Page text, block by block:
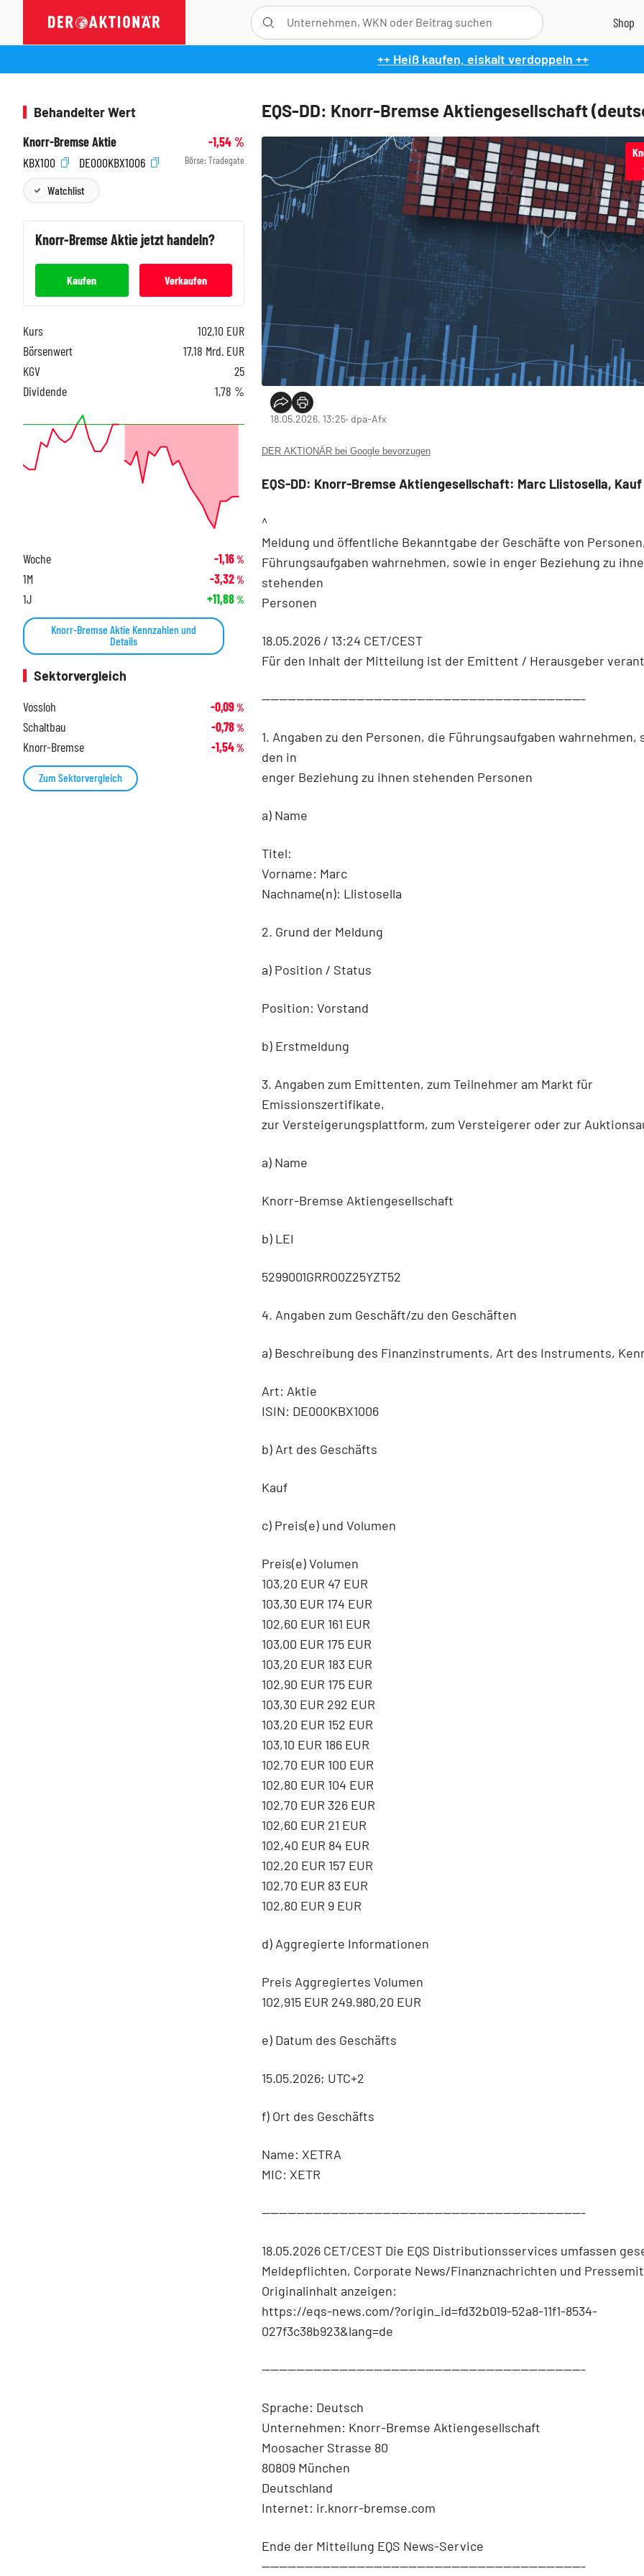
++ Heiß kaufen, eiskalt verdoppeln ++
EQS-DD: Knorr-Bremse Aktiengesellschaft
18.05.2026, 13:25‧ dpa-Afx
DER AKTIONÄR bei Google bevorzugen
EQS-DD: Knorr-Bremse Aktiengesellschaft: Marc Llistosella, Kauf
^
Meldung und öffentliche Bekanntgabe der Geschäfte von
Führungsaufgaben wahrnehmen, sowie in enger Beziehung zu
stehenden
Personen
18.05.2026 / 13:24 CET/CEST
Für den Inhalt der Mitteilung ist der Emittent / Herausgeber
---------------------------------------------------------------------------
1. Angaben zu den Personen, die Führungsaufgaben wahrnehmen,
den in
enger Beziehung zu ihnen stehenden Personen
a) Name
Titel:
Vorname: Marc
Nachname(n): Llistosella
2. Grund der Meldung
a) Position / Status
Position: Vorstand
b) Erstmeldung
3. Angaben zum Emittenten, zum Teilnehmer am Markt für
Emissionszertifikate,
zur Versteigerungsplattform, zum Versteigerer oder zur
a) Name
Knorr-Bremse Aktiengesellschaft
b) LEI
5299001GRRO0Z25YZT52
4. Angaben zum Geschäft/zu den Geschäften
a) Beschreibung des Finanzinstruments, Art des Instruments,
Art: Aktie
ISIN: DE000KBX1006
b) Art des Geschäfts
Kauf
c) Preis(e) und Volumen
Preis(e) Volumen
103,20 EUR 47 EUR
103,30 EUR 174 EUR
102,60 EUR 161 EUR
103,00 EUR 175 EUR
103,20 EUR 183 EUR
102,90 EUR 175 EUR
103,30 EUR 292 EUR
103,20 EUR 152 EUR
103,10 EUR 186 EUR
102,70 EUR 100 EUR
102,80 EUR 104 EUR
102,70 EUR 326 EUR
102,60 EUR 21 EUR
102,40 EUR 84 EUR
102,20 EUR 157 EUR
102,70 EUR 83 EUR
102,80 EUR 9 EUR
d) Aggregierte Informationen
Preis Aggregiertes Volumen
102,915 EUR 249.980,20 EUR
e) Datum des Geschäfts
15.05.2026; UTC+2
f) Ort des Geschäfts
Name: XETRA
MIC: XETR
---------------------------------------------------------------------------
18.05.2026 CET/CEST Die EQS Distributionsservices umfassen
Meldepflichten, Corporate News/Finanznachrichten und
Originalinhalt anzeigen:
https://eqs-news.com/?origin_id=fd32b019-52a8-11f1-8534-
027f3c38b923&lang=de
---------------------------------------------------------------------------
Sprache: Deutsch
Unternehmen: Knorr-Bremse Aktiengesellschaft
Moosacher Strasse 80
80809 München
Deutschland
Internet: ir.knorr-bremse.com
Ende der Mitteilung EQS News-Service
---------------------------------------------------------------------------
Behandelter Wert
Knorr-Bremse Aktie
-1,54%
KBX100
DE000KBX1006 Börse: Tradegate
Watchlist
Knorr-BremseAktie jetzt handeln?
Kaufen Verkaufen
Kurs 102,10 EUR
Börsenwert
17,18 Mrd. EUR
KGV
25
Dividende
1,78 %
Woche -1,16%
1M -3,32%
1J +11,88%
Knorr-Bremse Aktie Kennzahlen und
Details
Sektorvergleich
Vossloh
-0,09%
Schaltbau -0,78%
Knorr-Bremse -1,54%
Zum Sektorvergleich